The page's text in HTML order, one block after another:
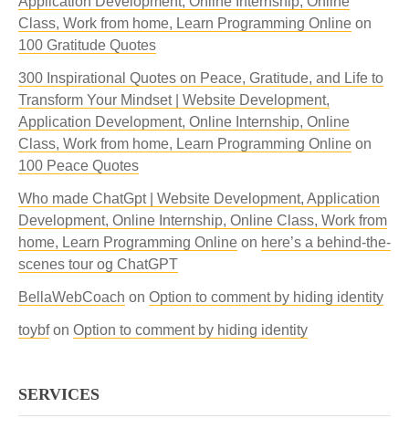
Class, Work from home, Learn Programming Online on
100 Gratitude Quotes
300 Inspirational Quotes on Peace, Gratitude, and Life to
Transform Your Mindset | Website Development,
Application Development, Online Internship, Online
Class, Work from home, Learn Programming Online on
100 Peace Quotes
Who made ChatGpt | Website Development, Application
Development, Online Internship, Online Class, Work from
home, Learn Programming Online on here’s a behind-the-
scenes tour og ChatGPT
BellaWebCoach on Option to comment by hiding identity
toybfon Option to comment by hiding identity
SERVICES